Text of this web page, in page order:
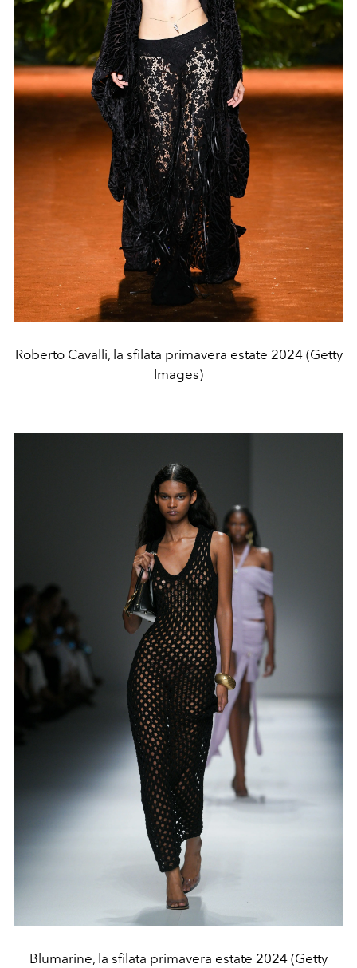
Roberto Cavalli, la sfilata primavera estate 2024 (Getty
Images)
Blumarine, la sfilata primavera estate 2024 (Getty